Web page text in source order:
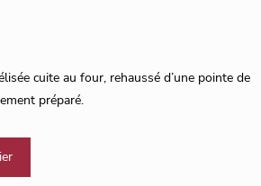
cuite au four, rehaussé d’une pointe de
préparé.